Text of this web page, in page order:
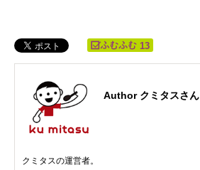
13
Author クミタスさん
クミタスの運営者。